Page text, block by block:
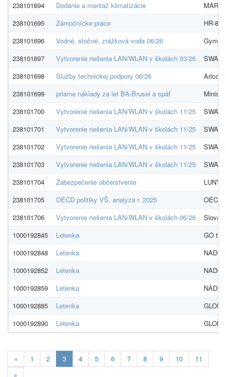
238101694
Dodanie a montáž klimatizácie
238101695
Zámočnícke práce
HR-8,
238101696
Vodné, stočné, zrážková voda 06/26
238101697
Vytvorenie riešenia LAN/WLAN v školách 03/26
238101698
Služby technickej podpory 06/26
238101699
priame náklady za let BA-Brusel a späť
238101700
Vytvorenie riešenia LAN/WLAN v školách 11/25
238101701
Vytvorenie riešenia LAN/WLAN v školách 11/25
238101702
Vytvorenie riešenia LAN/WLAN v školách 11/25
238101703
Vytvorenie riešenia LAN/WLAN v školách 11/25
238101704
Zabezpečenie občerstvenie
238101705
OECD politiky VŠ, analyza r. 2025
OECD
238101706
Vytvorenie riešenia LAN/WLAN v školách 06/26
Slovak
1000192845
Letenka
GO
1000192848
Letenka
1000192852
Letenka
1000192859
Letenka
1000192885
Letenka
1000192890
Letenka
« 1 2 3Aktualna-
stranka
4 5 6 7 8 9 10
11
»